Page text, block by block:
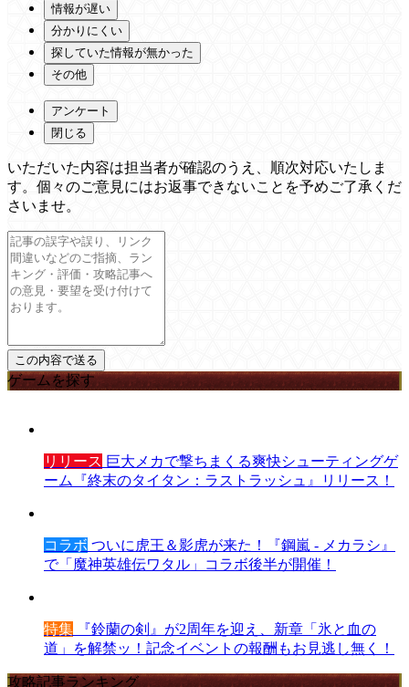
情報が遅い
分かりにくい
探していた情報が無かった
その他
アンケート
閉じる
いただいた内容は担当者が確認のうえ、順次対応いたしま
す。個々のご意見にはお返事できないことを予めご了承くだ
さいませ。
ゲームを探す
リリース 巨大メカで撃ちまくる爽快シューティングゲ
ーム『終末のタイタン：ラストラッシュ』リリース！
コラボ ついに虎王＆影虎が来た！『鋼嵐 - メカラシ』
で「魔神英雄伝ワタル」コラボ後半が開催！
特集 『鈴蘭の剣』が2周年を迎え、新章「氷と血の
道」を解禁ッ！記念イベントの報酬もお見逃し無く！
攻略記事ランキング